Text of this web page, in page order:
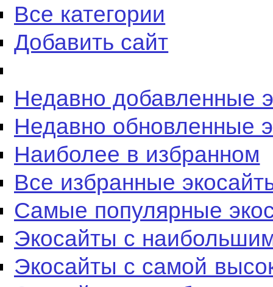
Все категории
Добавить сайт
Недавно добавленные
Недавно обновленные
Наиболее в избранном
Все избранные
Самые популярные
Экосайты с
Экосайты с самой